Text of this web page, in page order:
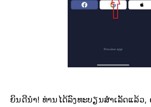
ຍິນດີນຳ! ທ່ານໄດ້ລົງທະບຽນສຳເລັດແລ້ວ